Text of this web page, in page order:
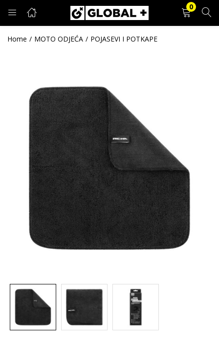
0
PRIJAVA REGISTRACIJA
Zapamti me
Prijava
Zaboravljena lozinka?
Home MOTO ODJEĆA POJASEVI I POTKAPE